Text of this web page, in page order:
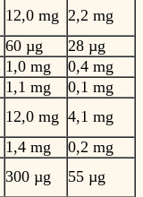
12,0 mg 2,2 mg
60 µg
28 µg
1,0 mg
0,4 mg
1,1 mg
0,1 mg
12,0 mg 4,1 mg
1,4 mg
0,2 mg
300 µg
55 µg